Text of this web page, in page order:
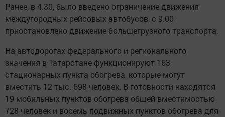
Ранее, в 4.30, было введено ограничение движения
междугородных рейсовых автобусов, с 9.00
приостановлено движение большегрузного транспорта.
На автодорогах федерального и регионального
значения в Татарстане функционируют 163
стационарных пункта обогрева, которые могут
вместить 12 тыс. 698 человек. В готовности находятся
19 мобильных пунктов обогрева общей вместимостью
728 человек и восемь подвижных пунктов обогрева для